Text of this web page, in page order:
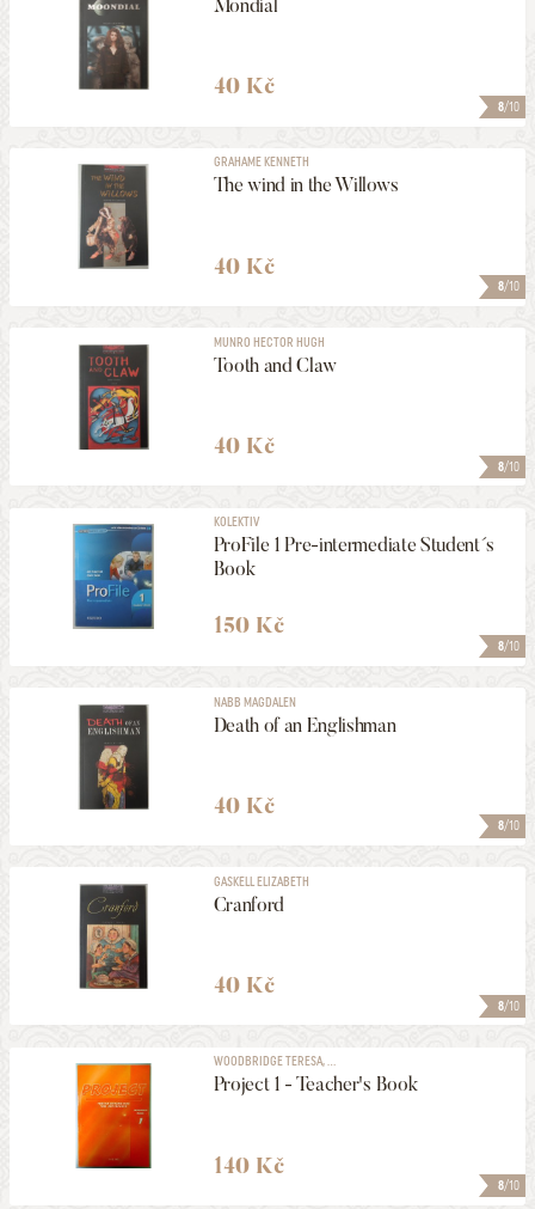
8/10
Mondial
40 Kč
8/10
GRAHAME KENNETH
The wind in the Willows
40 Kč
8/10
MUNRO HECTOR HUGH
Tooth and Claw
40 Kč
8/10
KOLEKTIV
ProFile 1 Pre-intermediate Student´s
Book
150 Kč
8/10
NABB MAGDALEN
Death of an Englishman
40 Kč
8/10
GASKELL ELIZABETH
Cranford
40 Kč
8/10
WOODBRIDGE TERESA, ...
Project 1 - Teacher's Book
140 Kč